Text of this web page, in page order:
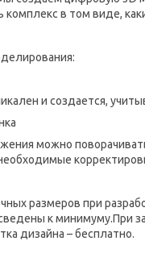
в том виде,
и создается,
можно
размеров при
к минимуму.При
дизайна – бесплатно.